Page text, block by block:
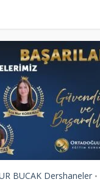
BUCAK Dershaneler •